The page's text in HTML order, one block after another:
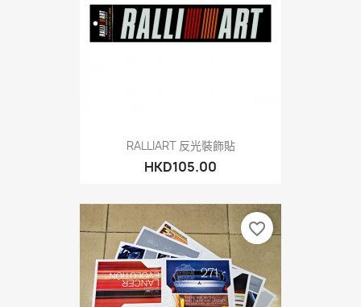
RALLIART 反光裝飾貼
HKD105.00
favorite_border